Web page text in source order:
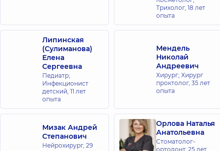
Трихолог, 18 лет
опыта
Липинская
(Сулиманова)
Елена
Сергеевна
Педиатр;
Инфекционист
детский, 11 лет
опыта
Мендель
Николай
Андреевич
Хирург; Хирург
проктолог, 35 лет
опыта
Мизак Андрей
Степанович
Нейрохирург, 29
Орлова Наталья
Анатольевна
Стоматолог-
ортодонт, 25 лет